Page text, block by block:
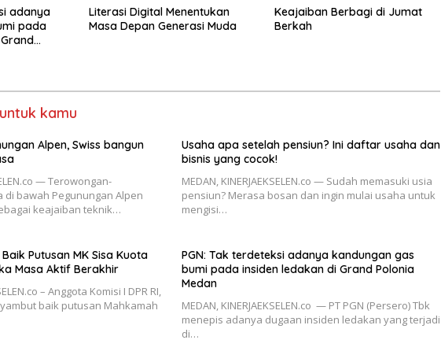
adanya
pada
Literasi Digital Menentukan
Masa Depan Generasi Muda
Keajaiban Berbagi di Jumat
Berkah
kamu
Alpen, Swiss bangun
— Terowongan-
bawah Pegunungan Alpen
keajaiban teknik…
Usaha apa setelah pensiun? Ini daftar usaha dan
bisnis yang cocok!
MEDAN, KINERJAEKSELEN.co — Sudah memasuki usia
pensiun? Merasa bosan dan ingin mulai usaha untuk
mengisi…
Putusan MK Sisa Kuota
Masa Aktif Berakhir
– Anggota Komisi I DPR RI,
baik putusan Mahkamah
PGN: Tak terdeteksi adanya kandungan gas
bumi pada insiden ledakan di Grand Polonia
Medan
MEDAN, KINERJAEKSELEN.co — PT PGN (Persero) Tbk
menepis adanya dugaan insiden ledakan yang terjadi
di…